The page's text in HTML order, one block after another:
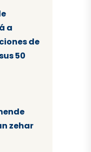
a
de
50
zehar